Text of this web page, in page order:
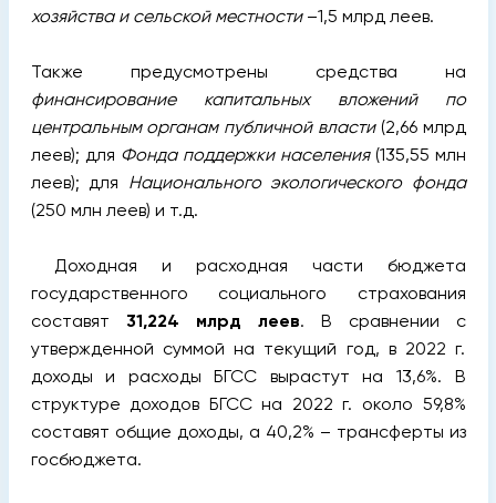
хозяйства и сельской местности–1,5 млрд леев.
Также предусмотрены средства на
финансирование капитальных вложений по
центральным органам публичной власти(2,66 млрд
леев); для Фонда поддержки населения(135,55 млн
леев); для Национального экологического фонда
(250 млн леев) и т.д.
Доходная и расходная части бюджета
государственного социального страхования
составят 31,224 млрд леев. В сравнении с
утвержденной суммой на текущий год, в 2022 г.
доходы и расходы БГСС вырастут на 13,6%. В
структуре доходов БГСС на 2022 г. около 59,8%
составят общие доходы, а 40,2% – трансферты из
госбюджета.